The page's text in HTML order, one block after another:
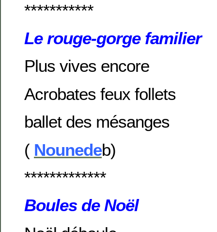
***********
Le rouge-gorge familier
Plus vives encore
Acrobates feux follets
ballet des mésanges
( Nounedeb)
*************
Boules de Noël